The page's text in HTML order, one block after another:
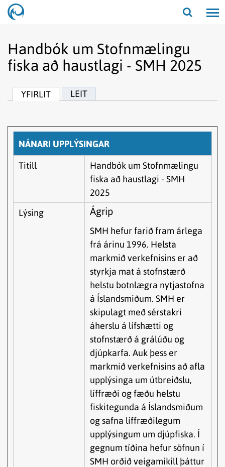
Opna/
Handbók um Stofnmælingu
fiska að haustlagi - SMH 2025
YFIRLIT LEIT
NÁNARI UPPLÝSINGAR
Titill
Handbók um Stofnmælingu
fiska að haustlagi - SMH
2025
Lýsing
Ágrip
SMH hefur farið fram árlega
frá árinu 1996. Helsta
markmið verkefnisins er að
styrkja mat á stofnstærð
helstu botnlægra nytjastofna
á Íslandsmiðum. SMH er
skipulagt með sérstakri
áherslu á lífshætti og
stofnstærð á grálúðu og
djúpkarfa. Auk þess er
markmið verkefnisins að afla
upplýsinga um útbreiðslu,
líffræði og fæðu helstu
fiskitegunda á Íslandsmiðum
og safna líffræðilegum
upplýsingum um djúpfiska. Í
gegnum tíðina hefur söfnun í
SMH orðið veigamikill þáttur